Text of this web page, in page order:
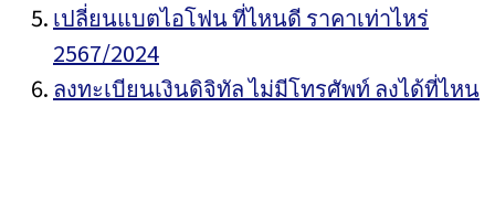
เปลี่ยนแบตไอโฟน ที่ไหนดี ราคาเท่าไหร่
2567/2024
ลงทะเบียนเงินดิจิทัล ไม่มีโทรศัพท์ ลงได้ที่ไหน